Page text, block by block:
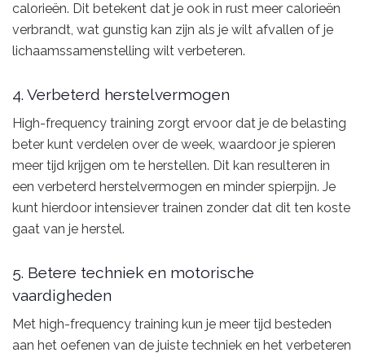
calorieën. Dit betekent dat je ook in rust meer calorieën
verbrandt, wat gunstig kan zijn als je wilt afvallen of je
lichaamssamenstelling wilt verbeteren.
4. Verbeterd herstelvermogen
High-frequency training zorgt ervoor dat je de belasting
beter kunt verdelen over de week, waardoor je spieren
meer tijd krijgen om te herstellen. Dit kan resulteren in
een verbeterd herstelvermogen en minder spierpijn. Je
kunt hierdoor intensiever trainen zonder dat dit ten koste
gaat van je herstel.
5. Betere techniek en motorische
vaardigheden
Met high-frequency training kun je meer tijd besteden
aan het oefenen van de juiste techniek en het verbeteren